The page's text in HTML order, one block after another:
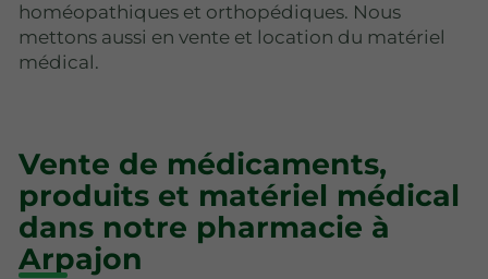
homéopathiques et orthopédiques. Nous
mettons aussi en vente et location du matériel
médical.
Vente de médicaments,
produits et matériel médical
dans notre pharmacie à
Arpajon